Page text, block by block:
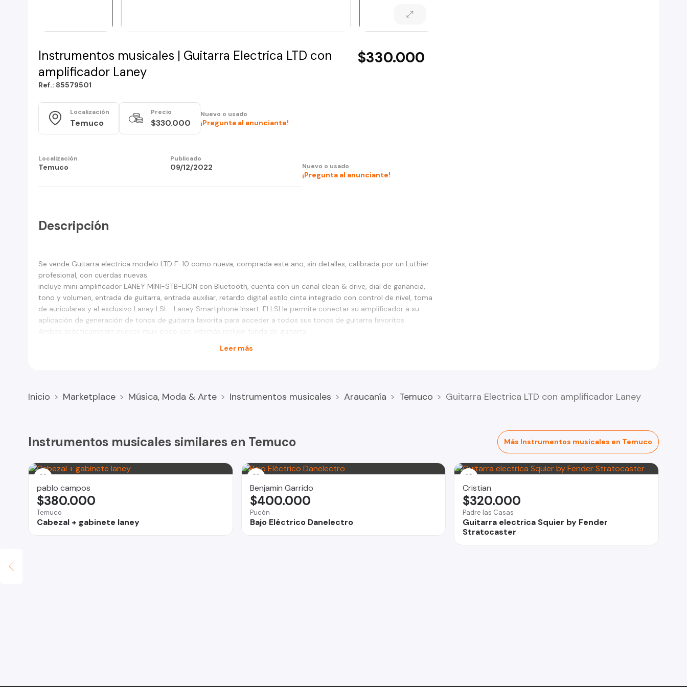
Instrumentos musicales | Guitarra Electrica LTD con
amplificador Laney
$330.000
Ref.: 85579501
Localización
Temuco
Precio
$330.000
Nuevo o usado
¡Pregunta al anunciante!
Localización
Temuco
Publicado
09/12/2022 Nuevo o usado
¡Pregunta al anunciante!
Descripción
Se vende Guitarra electrica modelo LTD F-10 como nueva, comprada este año, sin detalles, calibrada por un Luthier
profesional, con cuerdas nuevas.
incluye mini amplificador LANEY MINI-STB-LION con Bluetooth, cuenta con un canal clean & drive, dial de ganancia,
tono y volumen, entrada de guitarra, entrada auxiliar, retardo digital estilo cinta integrado con control de nivel, toma
de auriculares y el exclusivo Laney LSI - Laney Smartphone Insert. El LSI le permite conectar su amplificador a su
aplicación de generación de tonos de guitarra favorita para acceder a todos sus tonos de guitarra favoritos.
Ambos prácticamente nuevos muy poco uso además incluye funda de guitarra
Leer más
Inicio Marketplace Música, Moda & Arte Instrumentos musicales Araucanía Temuco Guitarra Electrica LTD con amplificador Laney
Instrumentos musicales similares en Temuco Más Instrumentos musicales en Temuco
pablo campos
Temuco
Cabezal + gabinete laney
$380.000
Benjamin Garrido
Pucón
Bajo Eléctrico Danelectro
$400.000
Cristian
Padre las Casas
Guitarra electrica Squier by Fender
Stratocaster
$320.000